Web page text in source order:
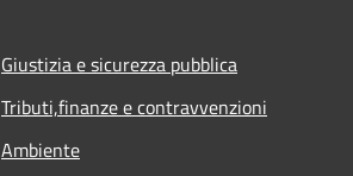
Giustizia e sicurezza pubblica
Tributi,finanze e contravvenzioni
Ambiente